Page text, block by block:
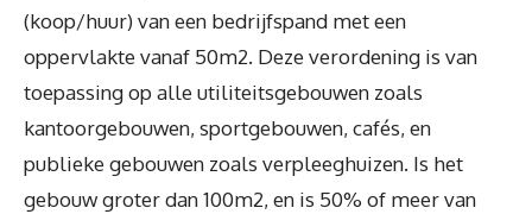
(koop/huur) van een bedrijfspand met een
oppervlakte vanaf 50m2. Deze verordening is van
toepassing op alle utiliteitsgebouwen zoals
kantoorgebouwen, sportgebouwen, cafés, en
publieke gebouwen zoals verpleeghuizen. Is het
gebouw groter dan 100m2, en is 50% of meer van